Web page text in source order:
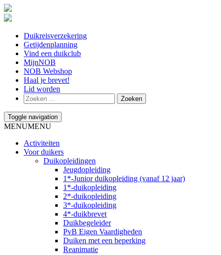
Duikreisverzekering
Getijdenplanning
Vind een duikclub
MijnNOB
NOB Webshop
Haal je brevet!
Lid worden
Toggle navigation
MENUMENU
Activiteiten
Voor duikers
Duikopleidingen
Jeugdopleiding
1*-Junior duikopleiding (vanaf 12 jaar)
1*-duikopleiding
2*-duikopleiding
3*-duikopleiding
4*-duikbrevet
Duikbegeleider
PvB Eigen Vaardigheden
Duiken met een beperking
Reanimatie